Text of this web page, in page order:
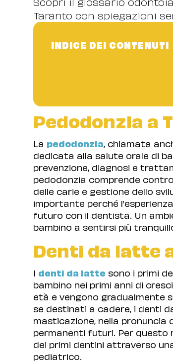
Taranto con spiegazioni
INDICE DEI CONTENUTI
Pedodonzia a
La pedodonzia, chiamata
dedicata alla salute orale di
prevenzione, diagnosi e
pedodonzia comprende
delle carie e gestione dello
importante perché
futuro con il dentista. Un
bambino a sentirsi più
Denti da latte
I denti da latte sono i primi
bambino nei primi anni di
età e vengono gradualmente
se destinati a cadere, i denti
masticazione, nella
permanenti futuri. Per questo
dei primi dentini attraverso
pediatrico.